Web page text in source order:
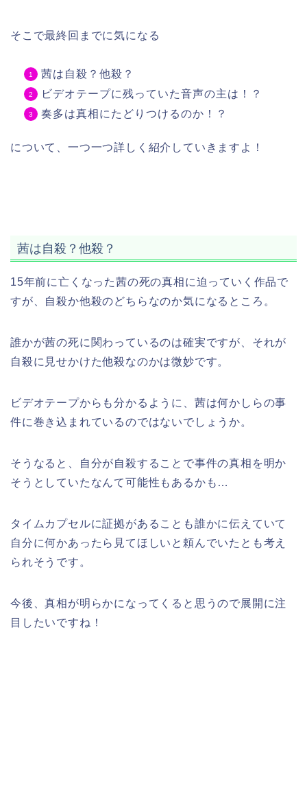
そこで最終回までに気になる
茜は自殺？他殺？
ビデオテープに残っていた音声の主は！？
奏多は真相にたどりつけるのか！？
について、一つ一つ詳しく紹介していきますよ！
茜は自殺？他殺？
15年前に亡くなった茜の死の真相に迫っていく作品で
すが、自殺か他殺のどちらなのか気になるところ。
誰かが茜の死に関わっているのは確実ですが、それが
自殺に見せかけた他殺なのかは微妙です。
ビデオテープからも分かるように、茜は何かしらの事
件に巻き込まれているのではないでしょうか。
そうなると、自分が自殺することで事件の真相を明か
そうとしていたなんて可能性もあるかも…
タイムカプセルに証拠があることも誰かに伝えていて
自分に何かあったら見てほしいと頼んでいたとも考え
られそうです。
今後、真相が明らかになってくると思うので展開に注
目したいですね！